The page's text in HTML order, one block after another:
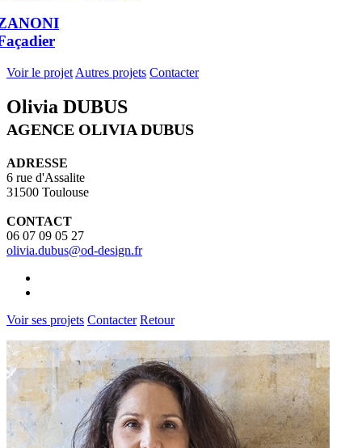
Voir le projet Autres projets Contacter
Olivia DUBUS
AGENCE OLIVIA DUBUS
ADRESSE
6 rue d'Assalite
31500 Toulouse
CONTACT
06 07 09 05 27
olivia.dubus@od-design.fr
Voir ses projets Contacter Retour